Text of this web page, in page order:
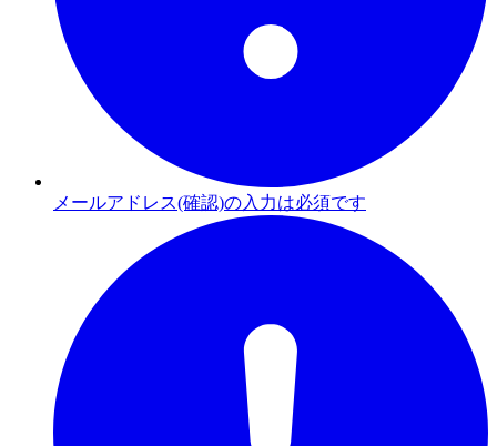
メールアドレス(確認)の入力は必須です